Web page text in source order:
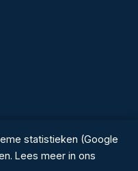
— Alle rechten
statistieken (Google
Lees meer in ons